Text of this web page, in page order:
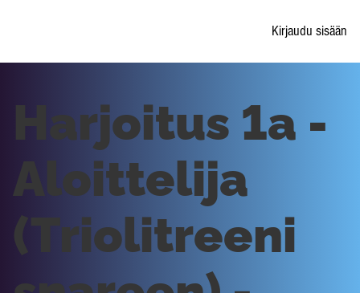
Kirjaudu sisään
Harjoitus 1a -
Aloittelija
(Triolitreeni